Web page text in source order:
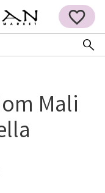
FAVORITER
Mali